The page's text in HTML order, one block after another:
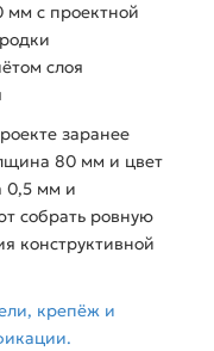
мм с проектной
слоя
заранее
80 мм и цвет
0,5 мм и
собрать ровную
конструктивной
крепёж и